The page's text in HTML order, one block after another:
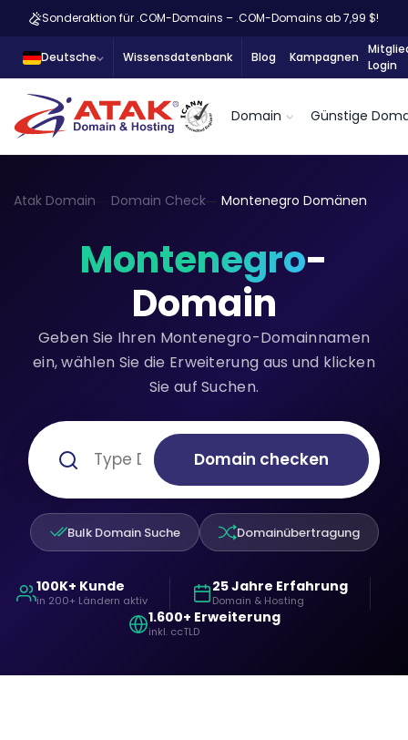
Sonderaktion für .COM-Domains – .COM-Domains ab 7,99 $!
Deutsche Wissensdatenbank Blog Kampagnen
Login
Domain Günstige
Atak Domain Domain Check Montenegro Domänen
Montenegro-
Domain
Geben Sie Ihren Montenegro-Domainnamen
ein, wählen Sie die Erweiterung aus und klicken
Sie auf Suchen.
Domain checken
Bulk Domain Suche Domainübertragung
100K+ Kunde
in 200+ Ländern aktiv
25 Jahre Erfahrung
Domain & Hosting
1.600+ Erweiterung
inkl. ccTLD